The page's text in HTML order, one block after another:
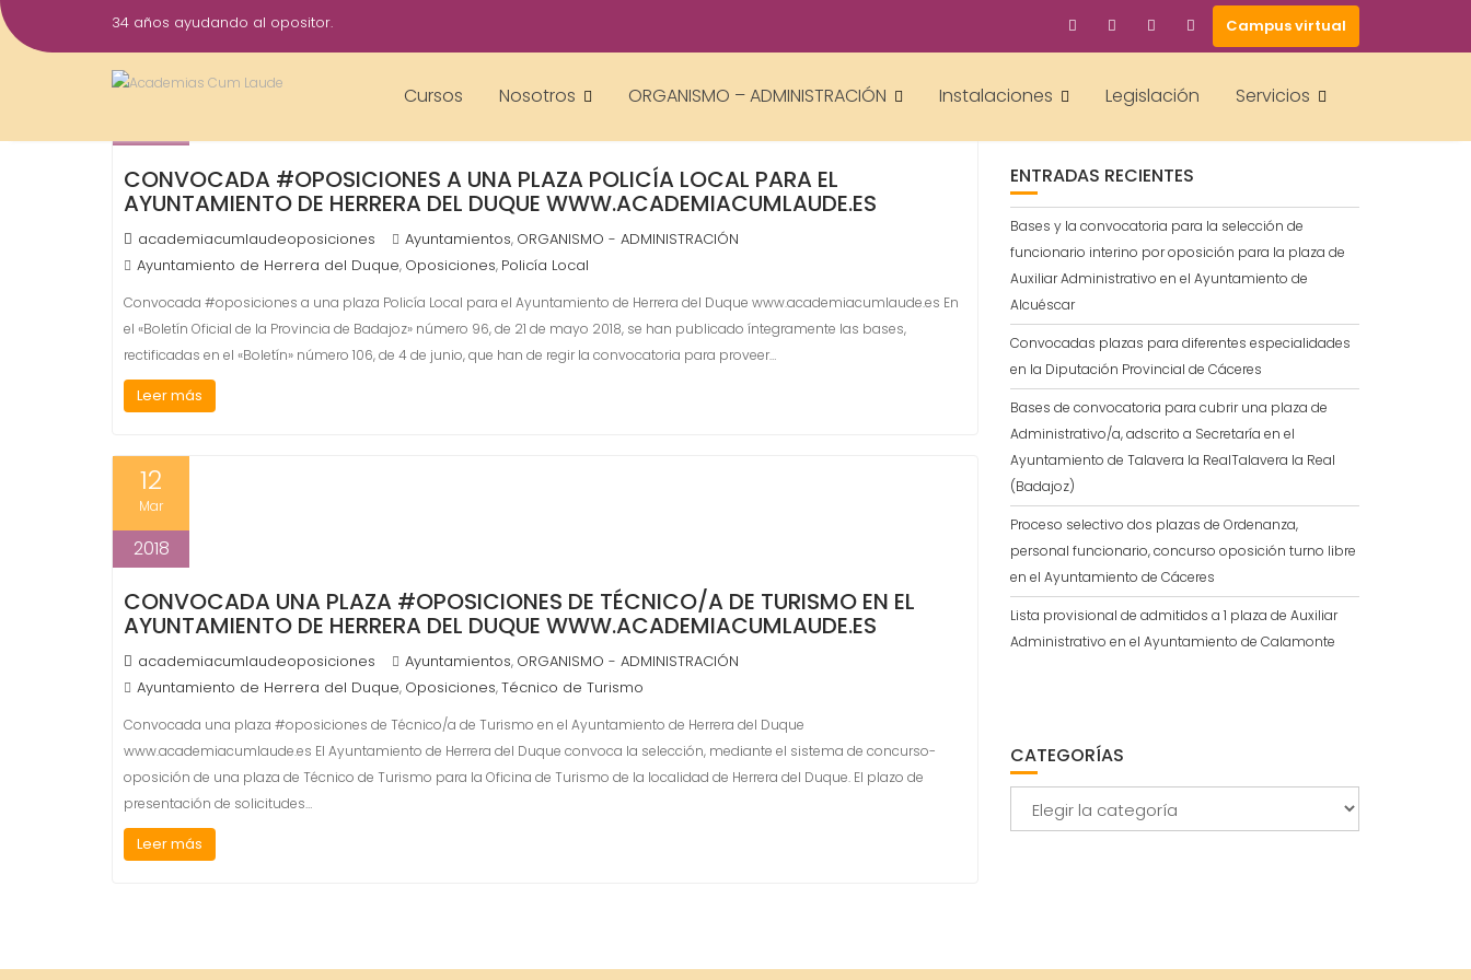
Saltar
al
34 años ayudando al opositor. Campus virtual
Cursos Nosotros ORGANISMO – ADMINISTRACIÓN Instalaciones Legislación Servicios
22
Jun
CONVOCADA #OPOSICIONES A UNA PLAZA POLICÍA LOCAL PARA EL
AYUNTAMIENTO DE HERRERA DEL DUQUE WWW.ACADEMIACUMLAUDE.ES
academiacumlaudeoposiciones Ayuntamientos, ORGANISMO - ADMINISTRACIÓN
Ayuntamiento de Herrera del Duque, Oposiciones, Policía Local
Convocada #oposiciones a una plaza Policía Local para el Ayuntamiento de Herrera del Duque www.academiacumlaude.es En
el «Boletín Oficial de la Provincia de Badajoz» número 96, de 21 de mayo 2018, se han publicado íntegramente las bases,
rectificadas en el «Boletín» número 106, de 4 de junio, que han de regir la convocatoria para proveer…
Leer más
12
Mar
2018
CONVOCADA UNA PLAZA #OPOSICIONES DE TÉCNICO/A DE TURISMO EN EL
AYUNTAMIENTO DE HERRERA DEL DUQUE WWW.ACADEMIACUMLAUDE.ES
academiacumlaudeoposiciones Ayuntamientos, ORGANISMO - ADMINISTRACIÓN
Ayuntamiento de Herrera del Duque, Oposiciones,Técnico de Turismo
Convocada una plaza #oposiciones de Técnico/a de Turismo en el Ayuntamiento de Herrera del Duque
www.academiacumlaude.es El Ayuntamiento de Herrera del Duque convoca la selección, mediante el sistema de concurso-
oposición de una plaza de Técnico de Turismo para la Oficina de Turismo de la localidad de Herrera del Duque. El plazo de
presentación de solicitudes…
Leer más
ENTRADAS RECIENTES
Bases y la convocatoria para la selección de
funcionario interino por oposición para la plaza de
Auxiliar Administrativo en el Ayuntamiento de
Alcuéscar
Convocadas plazas para diferentes especialidades
en la Diputación Provincial de Cáceres
Bases de convocatoria para cubrir una plaza de
Administrativo/a, adscrito a Secretaría en el
Ayuntamiento de Talavera la RealTalavera la Real
(Badajoz)
Proceso selectivo dos plazas de Ordenanza,
personal funcionario, concurso oposición turno libre
en el Ayuntamiento de Cáceres
Lista provisional de admitidos a 1 plaza de Auxiliar
Administrativo en el Ayuntamiento de Calamonte
CATEGORÍAS